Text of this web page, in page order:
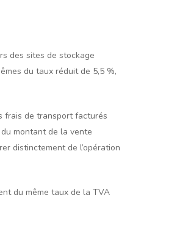
des sites de stockage
du taux réduit de 5,5 %,
frais de transport facturés
montant de la vente
distinctement de l’opération
du même taux de la TVA